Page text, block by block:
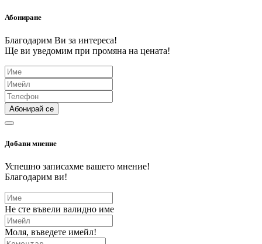
Абониране
Благодарим Ви за интереса!
Ще ви уведомим при промяна на цената!
Абонирай се
Добави мнение
Успешно записахме вашето мнение!
Благодарим ви!
Не сте въвели валидно име
Моля, въведете имейл!